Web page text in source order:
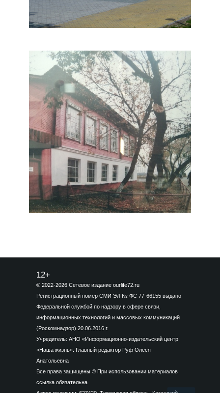
12+
© 2022-2026 Сетевое издание ourlife72.ru
Регистрационный номер СМИ ЭЛ № ФС 77-66155 выдано
Федеральной службой по надзору в сфере связи,
информационных технологий и массовых коммуникаций
(Роскомнадзор) 20.06.2016 г.
Учредитель: АНО «Информационно-издательский центр
«Наша жизнь». Главный редактор Руф Олеся
Анатольевна
Все права защищены © При использовании материалов
ссылка обязательна